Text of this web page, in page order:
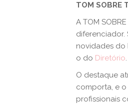
TOM SOBRE
A TOM
diferenciador.
novidades do
o do Diretório.
O destaque
comporta, e o
profissionais